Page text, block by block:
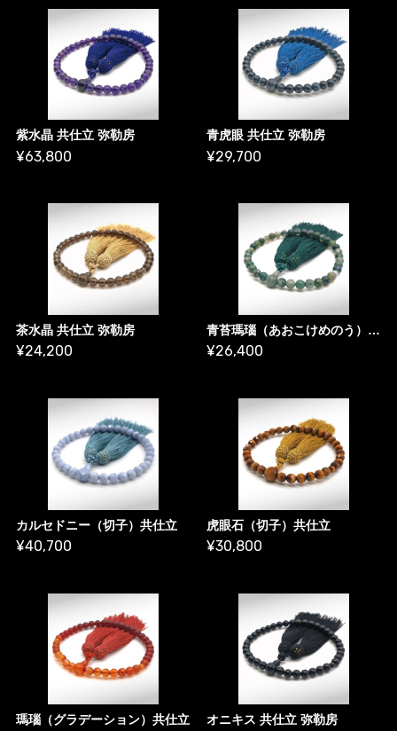
紫水晶 共仕立 弥勒房
¥63,800
青虎眼 共仕立 弥勒房
¥29,700
茶水晶 共仕立 弥勒房
¥24,200
青苔瑪瑙（あおこけめのう） 共仕立 弥勒房
¥26,400
カルセドニー（切子）共仕立
¥40,700
虎眼石（切子）共仕立
¥30,800
瑪瑙（グラデーション）共仕立 オニキス 共仕立 弥勒房